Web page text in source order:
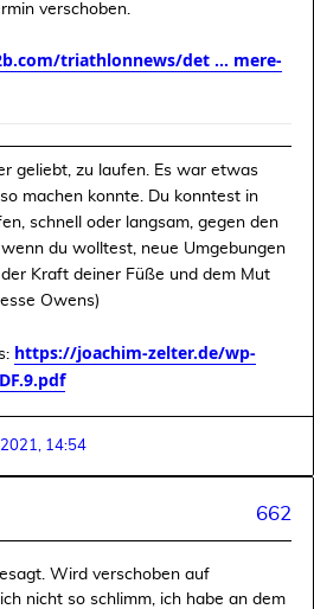
verschoben.
triathlonnews/det ... mere-
geliebt, zu laufen. Es war etwas
machen konnte. Du konntest in
schnell oder langsam, gegen den
du wolltest, neue Umgebungen
Kraft deiner Füße und dem Mut
Owens)
https://joachim-zelter.de/wp-
14:54
662
Wird verschoben auf
nicht so schlimm, ich habe an dem